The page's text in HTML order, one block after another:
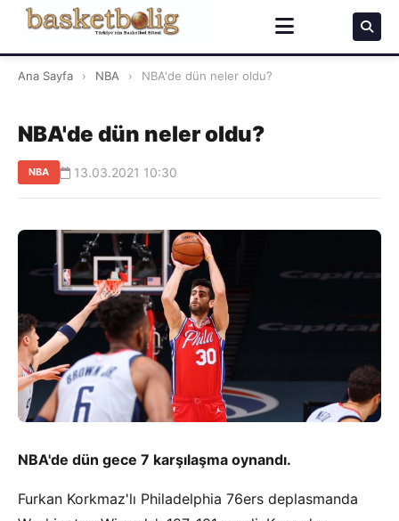
Ana Sayfa › NBA › NBA'de dün neler oldu?
NBA'de dün neler oldu?
NBA 13.03.2021 10:30
NBA'de dün gece 7 karşılaşma oynandı.
Furkan Korkmaz'lı Philadelphia 76ers deplasmanda